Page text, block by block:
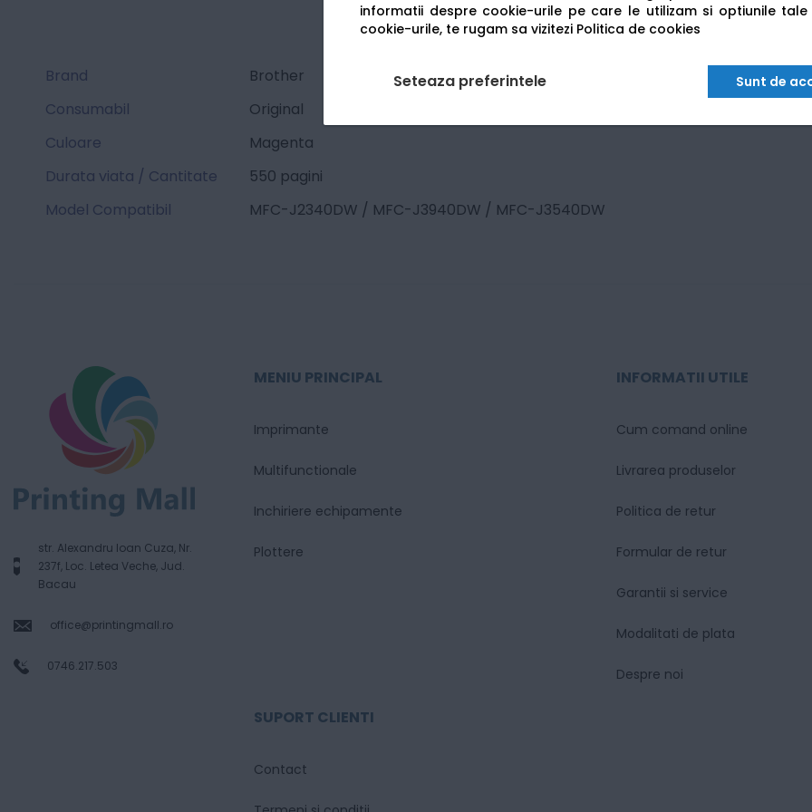
informatii despre cookie-urile pe care le utilizam si optiunile tale
cookie-urile, te rugam sa vizitezi Politica de cookies
Seteaza preferintele Sunt de
Brand
Brother
Consumabil
Original
Culoare
Magenta
Durata viata / Cantitate
550 pagini
Model Compatibil
MFC-J2340DW / MFC-J3940DW / MFC-J3540DW
str. Alexandru Ioan Cuza, Nr.
237f, Loc. Letea Veche, Jud.
Bacau
office@printingmall.ro
0746.217.503
MENIU PRINCIPAL
Imprimante
Multifunctionale
Inchiriere echipamente
Plottere
INFORMATII UTILE
Cum comand online
Livrarea produselor
Politica de retur
Formular de retur
Garantii si service
Modalitati de plata
Despre noi
SUPORT CLIENTI
Contact